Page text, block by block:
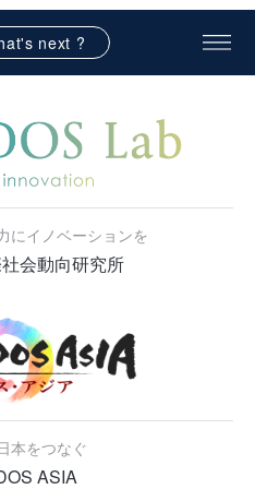
next ?
にイノベーションを
会動向研究所
本をつなぐ
ASIA